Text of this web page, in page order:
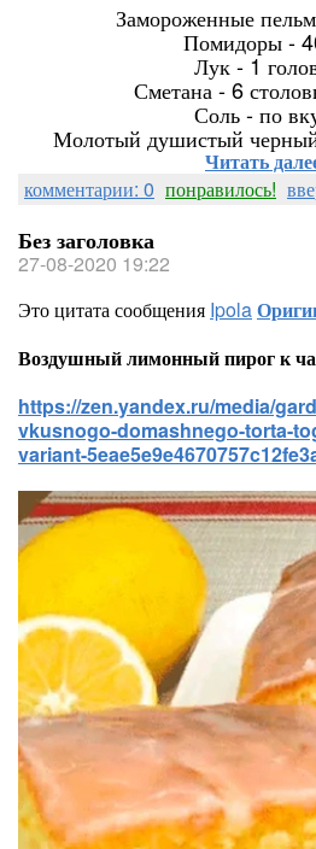
Замороженные
Помидоры -
Лук - 1
Сметана - 6
Соль - по
Молотый душистый
Читать
комментарии: 0 понравилось!
Без заголовка
27-08-2020 19:22
Это цитата сообщения Ipola
Воздушный лимонный пирог к
https://zen.yandex.ru/media/
vkusnogo-domashnego-torta-
variant-